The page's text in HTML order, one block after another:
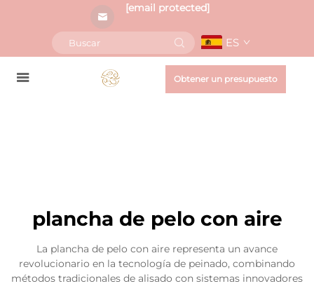
[email protected]
ES
Obtener un presupuesto
plancha de pelo con aire
La plancha de pelo con aire representa un avance
revolucionario en la tecnología de peinado, combinando
métodos tradicionales de alisado con sistemas innovadores